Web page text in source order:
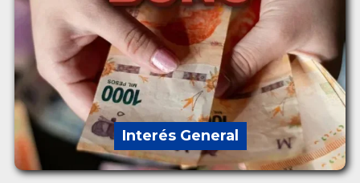
Interés General